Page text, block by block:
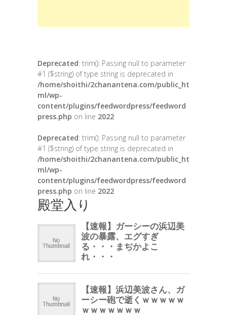
Deprecated: trim(): Passing null to parameter
#1 ($string) of type string is deprecated in
/home/shoithi/2chanantena.com/public_ht
ml/wp-
content/plugins/feedwordpress/feedword
press.php on line 2022
Deprecated: trim(): Passing null to parameter
#1 ($string) of type string is deprecated in
/home/shoithi/2chanantena.com/public_ht
ml/wp-
content/plugins/feedwordpress/feedword
press.php on line 2022
殿堂入り